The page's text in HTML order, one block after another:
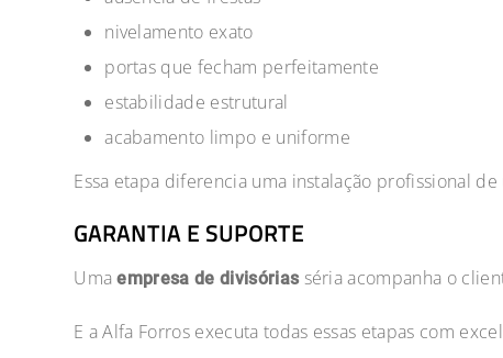
nivelamento exato
portas que fecham perfeitamente
estabilidade estrutural
acabamento limpo e uniforme
Essa etapa diferencia uma instalação profissional
GARANTIA E SUPORTE
Umaempresa de divisóriasséria acompanha o
E a Alfa Forros executa todas essas etapas com